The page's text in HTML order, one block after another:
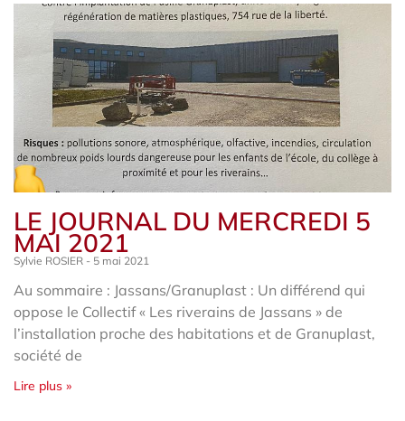
LE JOURNAL DU MERCREDI 5
MAI 2021
Sylvie ROSIER 5 mai 2021
Au sommaire : Jassans/Granuplast : Un différend qui
oppose le Collectif « Les riverains de Jassans » de
l’installation proche des habitations et de Granuplast,
société de
Lire plus »